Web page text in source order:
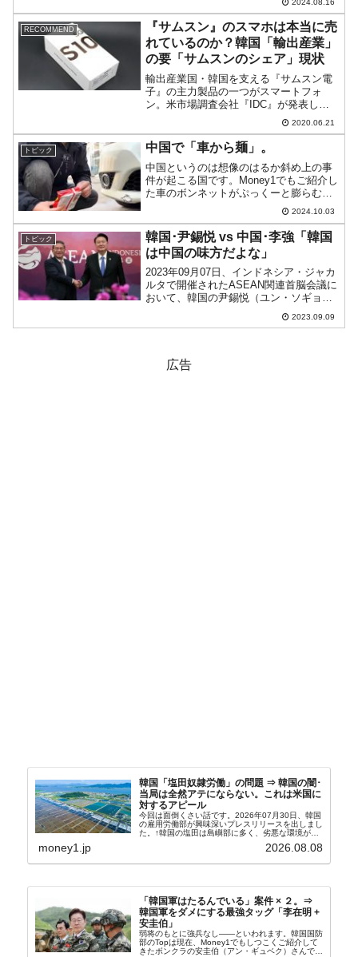
たのではないか？――というのです。
↑『The China Press』公式サイト／スク
リーンショッ...
2024.08.16
RECOMMEND
『サムスン』のスマホは本当に売
れているのか？韓国「輸出産業」
の要「サムスンのシェア」現状
輸出産業国・韓国を支える『サムスン電
子』の主力製品の一つがスマートフォ
ン。米市場調査会社『IDC』が発表した
データによると、2020年の第1四半期の
スマートフォンの世界シェアはサムスン
が21.1％でトップです。では、アメリカ
や中国、日本とい...
2020.06.21
トピック 中国で「車から麺」。
中国というのは想像のはるか斜め上の事
件が起こる国です。Money1でもご紹介し
た車のボンネットがぷっくーと膨らむの
も驚きですが、今度は「車からラーメ
ン」です。何を言っているのか全く分か
っていただけないでしょうが、中古の
BMWの塗装の下からイ...
2024.10.03
トピック
韓国･尹錫悦 vs 中国･李強「韓国
は中国の味方だよな」
2023年09月07日、インドネシア・ジャカ
ルタで開催されたASEAN関連首脳会議に
おいて、韓国の尹錫悦（ユン・ソギョ
ル）大統領は、中国の李強首相との会談
を行いました。中国共産党の英語版御用
2023.09.09
広告
韓国「塩田奴隷労働」の問題 ⇒ 韓国の闇･
当局は全然アテにならない。これは米国に
対するアピール
今回は面倒くさい話です。2026年07月30日、韓国
の雇用労働部が興味深いプレスリリースを出しまし
た。↑韓国の塩田は島嶼部に多く、劣悪な環境が一
たといわれます（後述）。これは、いわゆる「塩田
money1.jp 2026.08.08
「韓国軍はたるんでいる」案件 × ２。⇒
韓国軍をダメにする最強タッグ「李在明 +
安圭伯」
弱将のもとに強兵なし――といわれます。韓国国防
部のTopは現在、Money1でもしつこくご紹介して
きたボンクラの安圭伯（アン・ギュベク）さんで